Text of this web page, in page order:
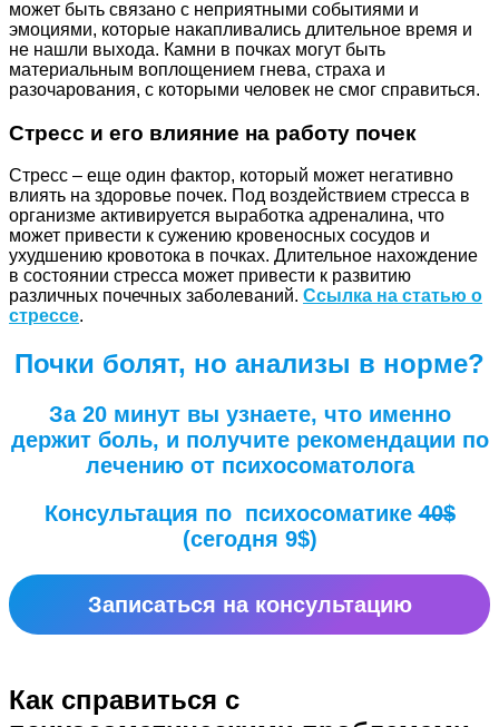
может быть связано с неприятными событиями и
эмоциями, которые накапливались длительное время и
не нашли выхода. Камни в почках могут быть
материальным воплощением гнева, страха и
разочарования, с которыми человек не смог справиться.
Стресс и его влияние на работу почек
Стресс – еще один фактор, который может негативно
влиять на здоровье почек. Под воздействием стресса в
организме активируется выработка адреналина, что
может привести к сужению кровеносных сосудов и
ухудшению кровотока в почках. Длительное нахождение
в состоянии стресса может привести к развитию
различных почечных заболеваний. Ссылка на статью о
стрессе.
Почки болят, но анализы в норме?
За 20 минут вы узнаете, что именно
держит боль, и получите рекомендации по
лечению от психосоматолога
Консультация по психосоматике40$
(сегодня 9$)
Записаться на консультацию
Как справиться с